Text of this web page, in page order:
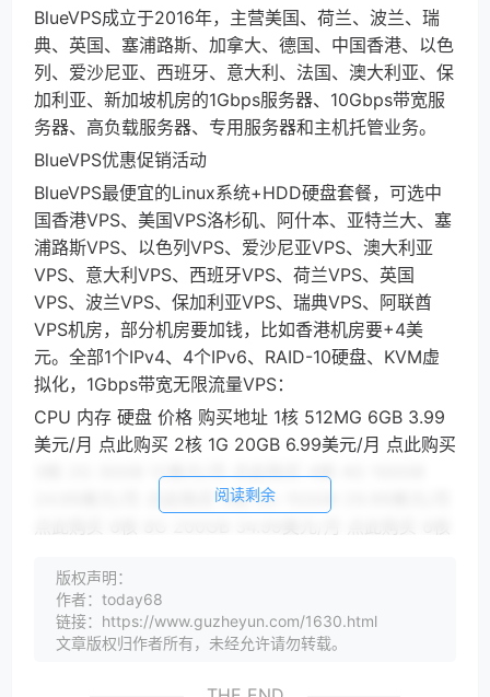
BlueVPS成立于2016年，主营美国、荷兰、波兰、瑞
典、英国、塞浦路斯、加拿大、德国、中国香港、以色
列、爱沙尼亚、西班牙、意大利、法国、澳大利亚、保
加利亚、新加坡机房的1Gbps服务器、10Gbps带宽服
务器、高负载服务器、专用服务器和主机托管业务。
BlueVPS优惠促销活动
BlueVPS最便宜的Linux系统+HDD硬盘套餐，可选中
国香港VPS、美国VPS洛杉矶、阿什本、亚特兰大、塞
浦路斯VPS、以色列VPS、爱沙尼亚VPS、澳大利亚
VPS、意大利VPS、西班牙VPS、荷兰VPS、英国
VPS、波兰VPS、保加利亚VPS、瑞典VPS、阿联酋
VPS机房，部分机房要加钱，比如香港机房要+4美
元。全部1个IPv4、4个IPv6、RAID-10硬盘、KVM虚
拟化，1Gbps带宽无限流量VPS：
CPU 内存 硬盘 价格 购买地址 1核 512MG 6GB 3.99
美元/月 点此购买 2核 1G 20GB 6.99美元/月 点此购买
3核 2G 30GB 12美元/月 点此购买 4核 4G 100GB
24.99美元/月 点此购买 4核 6G 150GB 29.99美元/月
BlueVPS所有机房测速地址：
阅读剩余
版权声明：
作者：today68
链接：https://www.guzheyun.com/1630.html
文章版权归作者所有，未经允许请勿转载。